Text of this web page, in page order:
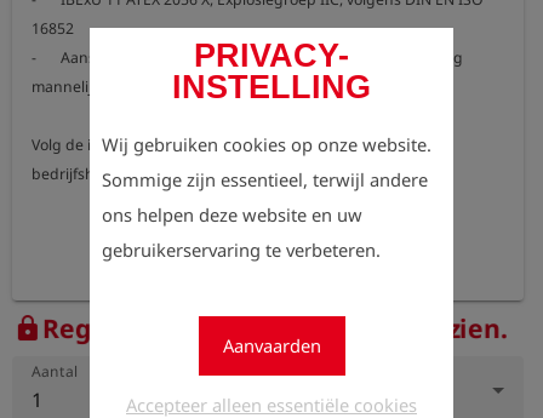
PRIVACY-
INSTELLING
Wij gebruiken cookies op onze website.
Sommige zijn essentieel, terwijl andere
ons helpen deze website en uw
gebruikerservaring te verbeteren.
Aanvaarden
Accepteer alleen essentiële cookies
16852
-	Aansluiting via tankwagensysteem, tankwagenkoppeling
mannelijk deel aan beide zijden
Volg de instructies in de afzonderlijk bijgevoegde
bedrijfshandleiding!
lock Registreer nu om de prijzen te zien.
Aantal
1